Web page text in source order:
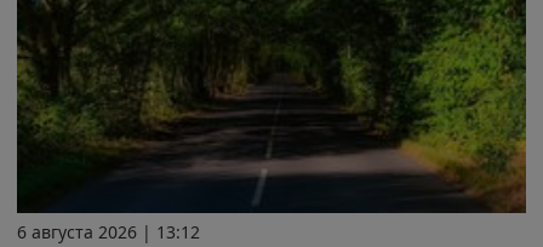
6 августа 2026 | 13:12